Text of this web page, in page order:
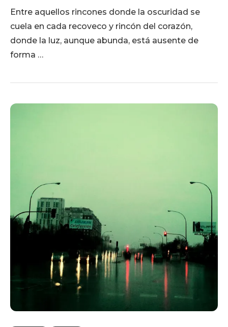
Entre aquellos rincones donde la oscuridad se
cuela en cada recoveco y rincón del corazón,
donde la luz, aunque abunda, está ausente de
forma …